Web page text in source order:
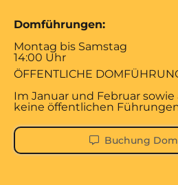
Domführungen:
Montag bis Samstag
14:00 Uhr
ÖFFENTLICHE
Im Januar und Februar
keine öffentlichen
Buchung